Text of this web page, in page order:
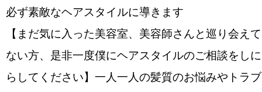
必ず素敵なヘアスタイルに導きます
【まだ気に入った美容室、美容師さんと巡り会え
ない方、是非一度僕にヘアスタイルのご相談をし
らしてください】一人一人の髪質のお悩みやトラ